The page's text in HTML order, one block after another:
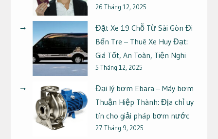
26 Tháng 12, 2025
Đặt Xe 19 Chỗ Từ Sài Gòn Đi
Bến Tre – Thuê Xe Huy Đạt:
Giá Tốt, An Toàn, Tiện Nghi
5 Tháng 12, 2025
Đại lý bơm Ebara – Máy bơm
Thuận Hiệp Thành: Địa chỉ uy
tín cho giải pháp bơm nước
27 Tháng 9, 2025